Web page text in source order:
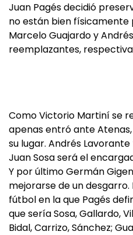
Juan Pagés decidió
no están bien físicamente
Marcelo Guajardo y
reemplazantes,
Como Victorio Martiní se
apenas entró ante Atenas,
su lugar. Andrés
Juan Sosa será el
Y por último Germán
mejorarse de un
fútbol en la que Pagés
que sería Sosa, Gallardo,
Bidal, Carrizo, Sánchez;